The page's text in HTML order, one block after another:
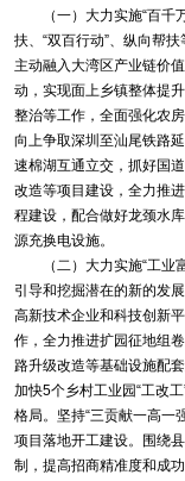
（一）大力实施“百千万
扶、“双百行动”、纵向帮
主动融入大湾区产业链价
动，实现面上乡镇整体提
整治等工作，全面强化农
向上争取深圳至汕尾铁路
速棉湖互通立交，抓好国
改造等项目建设，全力推
程建设，配合做好龙颈水
源充换电设施。
（二）大力实施“工业富
引导和挖掘潜在的新的发
高新技术企业和科技创新
作，全力推进扩园征地组
路升级改造等基础设施配
加快5个乡村工业园“工改
格局。坚持“三贡献一高一
项目落地开工建设。围绕
制，提高招商精准度和成